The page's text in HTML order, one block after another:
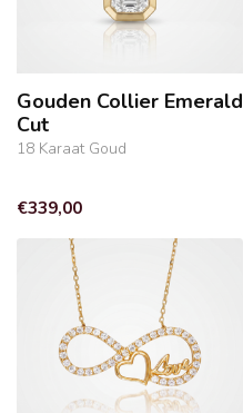
Gouden Collier Emerald
Cut
18 Karaat Goud
€339,00